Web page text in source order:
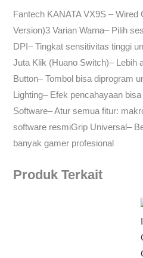
Fantech KANATA VX9S –
Version)3 Varian Warna– Pilih
DPI– Tingkat sensitivitas tinggi
Juta Klik (Huano Switch)– Lebih
Button– Tombol bisa diprogram
Lighting– Efek pencahayaan
Software– Atur semua fitur:
software resmiGrip Universal–
banyak gamer profesional
Produk Terkait